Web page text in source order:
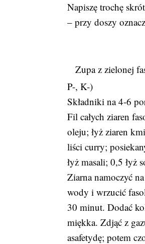
Napiszę trochę
– przy doszy
Zupa z zielonej
P-, K-)
Składniki na 4-6
Fil całych ziaren
oleju; łyż ziaren
liści curry;
łyż masali; 0,5 łyż
Ziarna namoczyć
wody i wrzucić
30 minut. Dodać
miękka. Zdjąć z
asafetydę; potem